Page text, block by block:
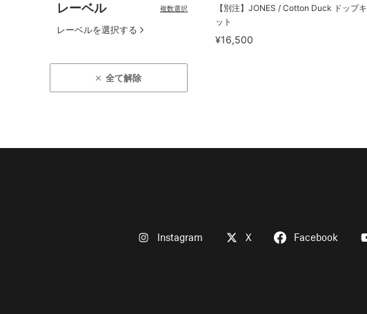
レーベル 複数選択
レーベルを選択する
全て解除
【別注】JONES / Cotton Duck ドップキ
ット
¥16,500
Instagram X Facebook